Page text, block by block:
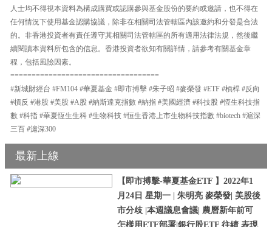
人士均不得視本資料為構成購買或認購參與基金股份的要約或邀請，也不得在
任何情況下使用基金認購協議，除非在相關司法管轄區內該邀約和分發是合法
的。非香港投資者有責任遵守其相關司法管轄區的所有適用法律法規，然後繼
續閱讀本資料所包含的信息。香港投資者欲知有關詳情，請參考有關基金章
程，包括風險因素。
===================================
#新城財經台 #FM104 #華夏基金 #即市搏擊 #朱子昭 #麥榮發 #ETF #槓桿 #反向
#槓反 #港股 #美股 #A股 #納斯達克指數 #納指 #美國經濟 #科技股 #恆生科技指
數 #科指 #華夏恆生生科 #生物科技 #恒生香港上市生物科技指數 #biotech #滬深
三百 #滬深300
最新上線
【即市搏擊-華夏基金ETF 】2022年1
月24日 星期一 | 朱明亮 麥榮發| 美股後
市分歧 |本週議息會議| 農曆新年前可
怎樣用ETF部署|銀行股ETF 往績 表現